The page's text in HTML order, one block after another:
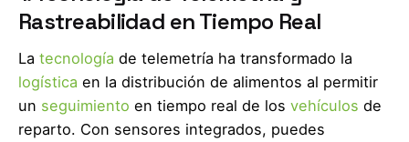
Rastreabilidad en Tiempo Real
La tecnología de telemetría ha transformado la
logística en la distribución de alimentos al permitir
un seguimiento en tiempo real de los vehículos de
reparto. Con sensores integrados, puedes